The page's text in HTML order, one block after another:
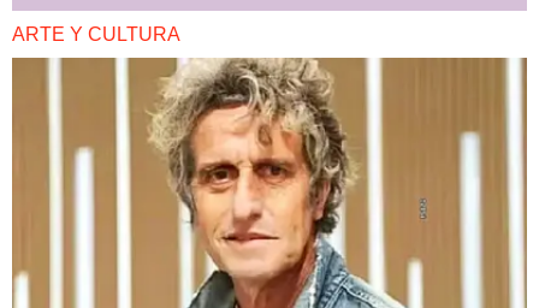
ARTE Y CULTURA